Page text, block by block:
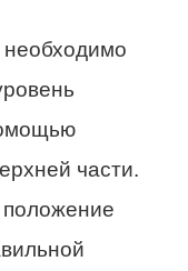
необходимо
части.